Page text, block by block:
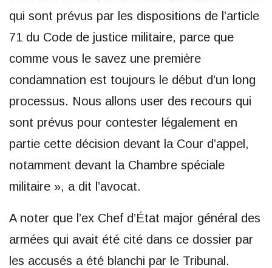
qui sont prévus par les dispositions de l’article
71 du Code de justice militaire, parce que
comme vous le savez une première
condamnation est toujours le début d’un long
processus. Nous allons user des recours qui
sont prévus pour contester légalement en
partie cette décision devant la Cour d’appel,
notamment devant la Chambre spéciale
militaire », a dit l’avocat.
A noter que l’ex Chef d’État major général des
armées qui avait été cité dans ce dossier par
les accusés a été blanchi par le Tribunal.